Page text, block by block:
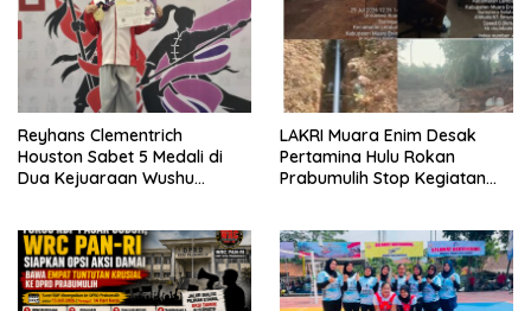
Reyhans Clementrich
Houston Sabet 5 Medali di
Dua Kejuaraan Wushu
LAKRI Muara Enim Desak
Pertamina Hulu Rokan
Prabumulih Stop Kegiatan